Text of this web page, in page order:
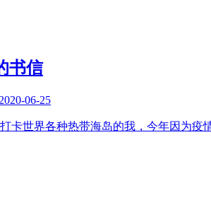
书信
2020-06-25
卡世界各种热带海岛的我，今年因为疫